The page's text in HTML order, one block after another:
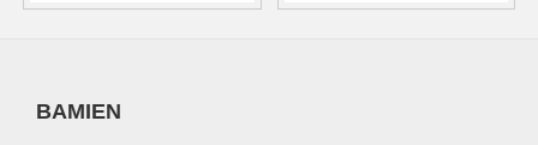
BAMIEN